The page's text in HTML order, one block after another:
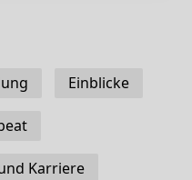
Einblicke
Karriere